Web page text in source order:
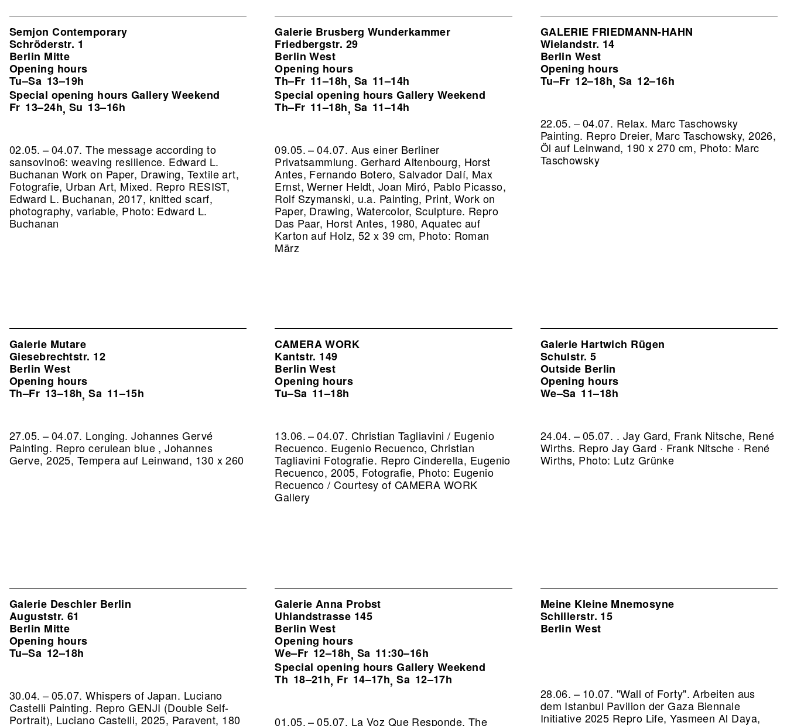
Semjon Contemporary
Schröderstr. 1
Berlin Mitte
Opening hours
Tu–Sa 13–19h
Special opening hours Gallery Weekend
Fr 13–24h, Su 13–16h
02.05. – 04.07. The message according to
sansovino6: weaving resilience. Edward L.
Buchanan Work on Paper, Drawing, Textile art,
Fotografie, Urban Art, Mixed. Repro RESIST,
Edward L. Buchanan, 2017, knitted scarf,
photography, variable, Photo: Edward L.
Buchanan
Galerie Brusberg Wunderkammer
Friedbergstr. 29
Berlin West
Opening hours
Th–Fr 11–18h, Sa 11–14h
Special opening hours Gallery Weekend
Th–Fr 11–18h, Sa 11–14h
09.05. – 04.07. Aus einer Berliner
Privatsammlung. Gerhard Altenbourg, Horst
Antes, Fernando Botero, Salvador Dalí, Max
Ernst, Werner Heldt, Joan Miró, Pablo Picasso,
Rolf Szymanski, u.a. Painting, Print, Work on
Paper, Drawing, Watercolor, Sculpture. Repro
Das Paar, Horst Antes, 1980, Aquatec auf
Karton auf Holz, 52 x 39 cm, Photo: Roman
März
GALERIE FRIEDMANN-HAHN
Wielandstr. 14
Berlin West
Opening hours
Tu–Fr 12–18h, Sa 12–16h
22.05. – 04.07. Relax. Marc Taschowsky
Painting. Repro Dreier, Marc Taschowsky, 2026,
Öl auf Leinwand, 190 x 270 cm, Photo: Marc
Taschowsky
Galerie Mutare
Giesebrechtstr. 12
Berlin West
Opening hours
Th–Fr 13–18h,Sa 11–15h
27.05. – 04.07. Longing. Johannes Gervé
Painting. Repro cerulean blue , Johannes
Gerve, 2025, Tempera auf Leinwand, 130 x 260
CAMERA WORK
Kantstr. 149
Berlin West
Opening hours
Tu–Sa 11–18h
13.06. – 04.07. Christian Tagliavini / Eugenio
Recuenco. Eugenio Recuenco, Christian
Tagliavini Fotografie. Repro Cinderella, Eugenio
Recuenco, 2005, Fotografie, Photo: Eugenio
Recuenco / Courtesy of CAMERA WORK
Gallery
Galerie Hartwich Rügen
Schulstr. 5
Outside Berlin
Opening hours
We–Sa 11–18h
24.04. – 05.07. . Jay Gard, Frank Nitsche, René
Wirths. Repro Jay Gard · Frank Nitsche · René
Wirths, Photo: Lutz Grünke
Galerie Deschler Berlin
Auguststr. 61
Berlin Mitte
Opening hours
Tu–Sa 12–18h
30.04. – 05.07. Whispers of Japan. Luciano
Castelli Painting. Repro GENJI (Double Self-
Portrait), Luciano Castelli, 2025, Paravent, 180
Galerie Anna Probst
Uhlandstrasse 145
Berlin West
Opening hours
We–Fr 12–18h, Sa 11:30–16h
Special opening hours Gallery Weekend
Th 18–21h, Fr 14–17h,Sa 12–17h
01.05. – 05.07. La Voz Que Responde. The
Meine Kleine Mnemosyne
Schillerstr. 15
Berlin West
28.06. – 10.07. "Wall of Forty". Arbeiten aus
dem Istanbul Pavilion der Gaza Biennale
Initiative 2025 Repro Life, Yasmeen Al Daya,